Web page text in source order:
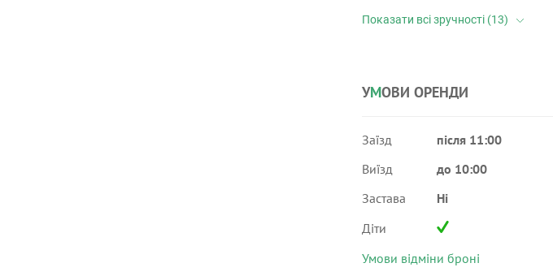
УМОВИ ОРЕНДИ
Заїзд
після 11:00
Виїзд
до 10:00
Застава
Ні
Діти
Умови відміни броні